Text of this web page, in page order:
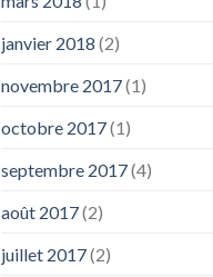
janvier 2018 (2)
novembre 2017(1)
octobre 2017(1)
septembre 2017(4)
août 2017(2)
juillet 2017(2)